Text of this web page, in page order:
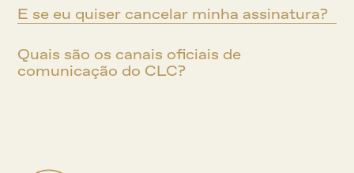
E se eu quiser cancelar minha assinatura?
Quais são os canais oficiais de
comunicação do CLC?